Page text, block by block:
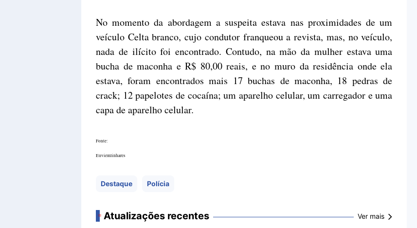
No momento da abordagem a suspeita estava nas proximidades de um
veículo Celta branco, cujo condutor franqueou a revista, mas, no veículo,
nada de ilícito foi encontrado. Contudo, na mão da mulher estava uma
bucha de maconha e R$ 80,00 reais, e no muro da residência onde ela
estava, foram encontrados mais 17 buchas de maconha, 18 pedras de
crack; 12 papelotes de cocaína; um aparelho celular, um carregador e uma
capa de aparelho celular.
Fonte:
Euviemlinhares
Destaque Polícia
Atualizações recentes Ver mais